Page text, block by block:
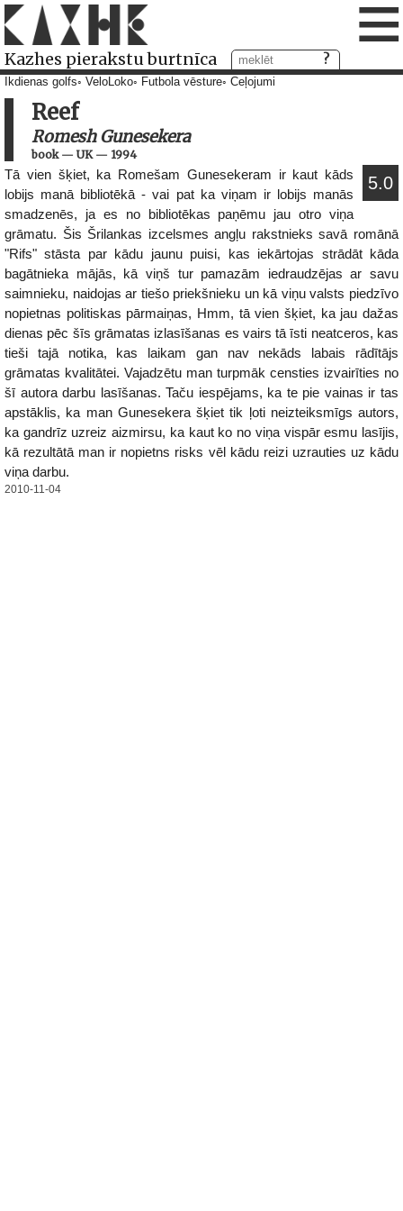
Kazhes pierakstu burtnīca ≡
Ikdienas golfs VeloLoko Futbola vēsture Ceļojumi
Reef
Romesh Gunesekera
book— UK— 1994
5.0
Tā vien šķiet, ka Romešam Gunesekeram ir kaut kāds
lobijs manā bibliotēkā - vai pat ka viņam ir lobijs manās
smadzenēs, ja es no bibliotēkas paņēmu jau otro viņa
grāmatu. Šis Šrilankas izcelsmes angļu rakstnieks savā romānā
"Rifs" stāsta par kādu jaunu puisi, kas iekārtojas strādāt kāda
bagātnieka mājās, kā viņš tur pamazām iedraudzējas ar savu
saimnieku, naidojas ar tiešo priekšnieku un kā viņu valsts piedzīvo
nopietnas politiskas pārmaiņas, Hmm, tā vien šķiet, ka jau dažas
dienas pēc šīs grāmatas izlasīšanas es vairs tā īsti neatceros, kas
tieši tajā notika, kas laikam gan nav nekāds labais rādītājs
grāmatas kvalitātei. Vajadzētu man turpmāk censties izvairīties no
šī autora darbu lasīšanas. Taču iespējams, ka te pie vainas ir tas
apstāklis, ka man Gunesekera šķiet tik ļoti neizteiksmīgs autors,
ka gandrīz uzreiz aizmirsu, ka kaut ko no viņa vispār esmu lasījis,
kā rezultātā man ir nopietns risks vēl kādu reizi uzrauties uz kādu
viņa darbu.
2010-11-04